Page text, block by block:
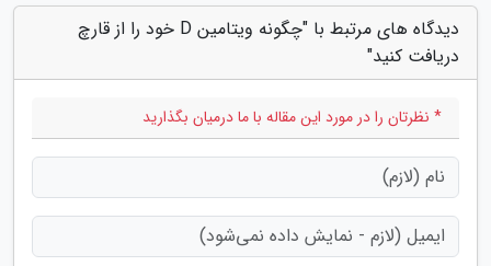
دیدگاه های مرتبط با "چگونه ویتامین D خود را از قارچ
دریافت کنید"
* نظرتان را در مورد این مقاله با ما درمیان بگذارید